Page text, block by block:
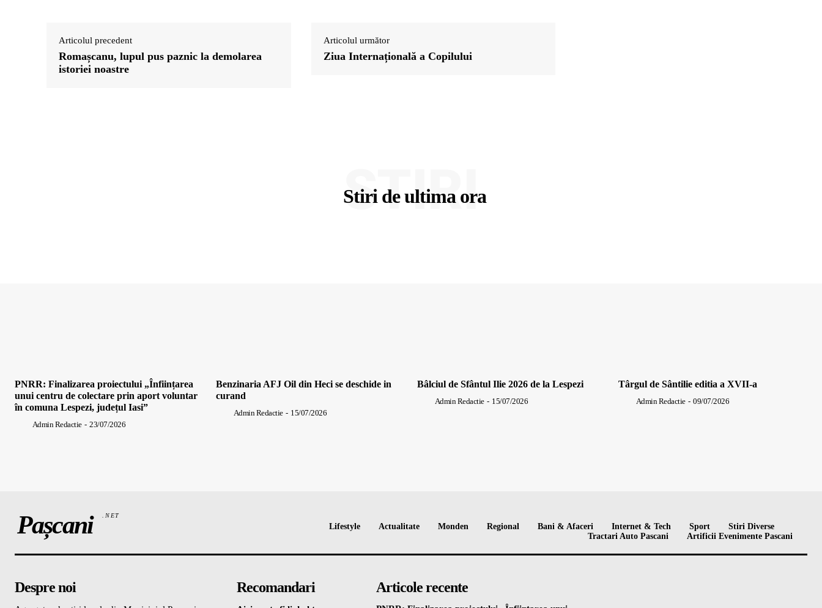
Articolul precedent
Romașcanu, lupul pus paznic la demolarea
istoriei noastre
Articolul următor
Ziua Internațională a Copilului
Stiri de ultima ora
STIRI
PNRR: Finalizarea proiectului „Înființarea
unui centru de colectare prin aport voluntar
în comuna Lespezi, județul Iasi”
Admin Redactie - 23/07/2026
Benzinaria AFJ Oil din Heci se deschide in
curand
Admin Redactie - 15/07/2026
Bâlciul de Sfântul Ilie 2026 de la Lespezi
Admin Redactie - 15/07/2026
Târgul de Sântilie editia a XVII-a
Admin Redactie - 09/07/2026
Pașcani .NET
Lifestyle Actualitate Monden Regional Bani & Afaceri Internet & Tech Sport
Stiri Diverse
Tractari Auto Pascani
Artificii Evenimente Pascani
Despre noi Recomandari Articole recente